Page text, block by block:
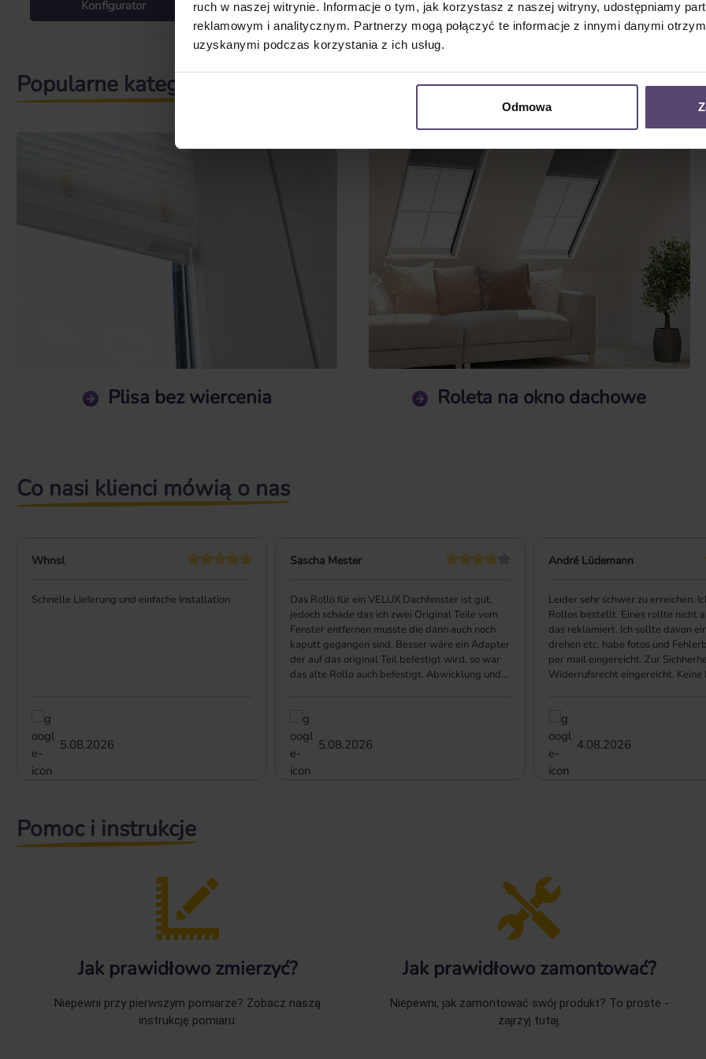
ruch w naszej witrynie. Informacje o tym, jak korzystasz z naszej witryny, udostępniamy
reklamowym i analitycznym. Partnerzy mogą połączyć te informacje z innymi danymi
uzyskanymi podczas korzystania z ich usług.
Odmowa
Konfigurator Konfigurator Konfigurator
Popularne kategorie ochrony przeciwsłonecznej
Plisa bez wiercenia Roleta na okno dachowe
Co nasi klienci mówią o nas
Whnsl
Schnelle Lieferung und einfache Installation
5.08.2026
Sascha Mester
Das Rollo für ein VELUX Dachfenster ist gut,
jedoch schade das ich zwei Original Teile vom
Fenster entfernen musste die dann auch noch
kaputt gegangen sind. Besser wäre ein Adapter
der auf das original Teil befestigt wird, so war
das alte Rollo auch befestigt. Abwicklung und…
5.08.2026
André Lüdemann
Leider sehr schwer zu erreichen.
Rollos bestellt. Eines rollte nicht
das reklamiert. Ich sollte davon
drehen etc. habe fotos und
per mail eingereicht. Zur
Widerrufsrecht eingereicht. Keine
4.08.2026
Pomoc i instrukcje
Jak prawidłowo zmierzyć?
Niepewni przy pierwszym pomiarze? Zobacz naszą
instrukcję pomiaru.
Jak prawidłowo zamontować?
Niepewni, jak zamontować swój produkt? To proste -
zajrzyj tutaj.